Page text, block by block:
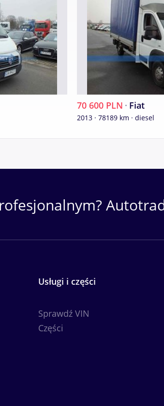
70 600 PLN · Fiat
2013 · 78189 km · diesel
Usługi i części
Sprawdź VIN
Części